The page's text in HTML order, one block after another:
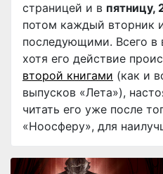
страницей и в пятницу,
потом каждый вторник
последующими. Всего в
хотя его действие
второй книгами (как и
выпусков «Лета»),
читать его уже после
«Ноосферу», для